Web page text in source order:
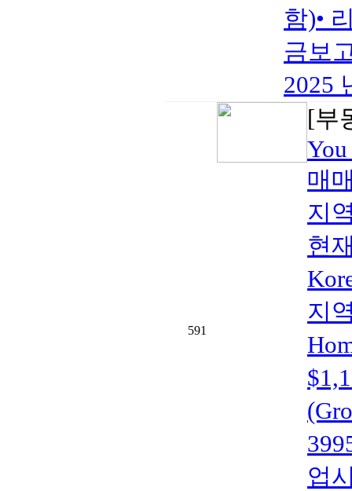
함)•
금보
2025
591
[부
매
지
현
지
업